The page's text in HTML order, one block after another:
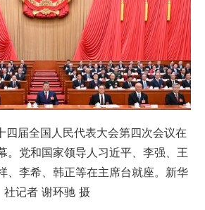
四届全国人民代表大会第四次会议在
。党和国家领导人习近平、李强、王
、李希、韩正等在主席台就座。新华
社记者 谢环驰 摄